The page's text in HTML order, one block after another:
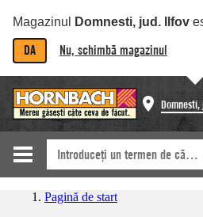
Magazinul Domnesti, jud. Ilfov
DA Nu, schimbă magazinul
Pagină de start